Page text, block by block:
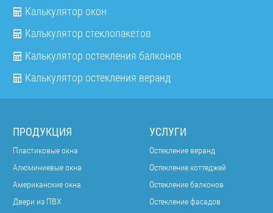
Калькулятор окон
Калькулятор стеклопакетов
Калькулятор остекления балконов
Калькулятор остекления веранд
ПРОДУКЦИЯ
Пластиковые окна
Алюминиевые окна
Американские окна
Двери из ПВХ
УСЛУГИ
Остекление веранд
Остекление коттеджей
Остекление балконов
Остекление фасадов